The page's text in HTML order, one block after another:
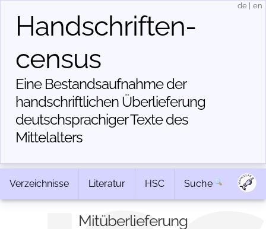
Handschriften­
census
Eine Bestandsaufnahme der
handschriftlichen Über­lieferung
deutschsprachiger Texte des
Mittelalters
de en
Verzeichnisse Literatur HSC Suche
Mitüberlieferung